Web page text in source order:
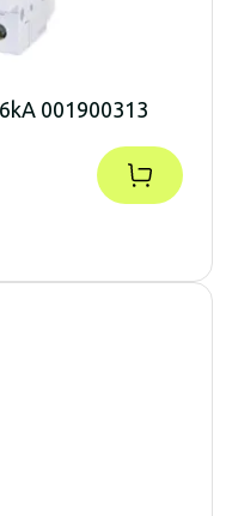
001900313